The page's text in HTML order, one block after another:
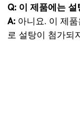
Q: 이 제품에는
A: 아니요. 이 제
로 설탕이 첨가되